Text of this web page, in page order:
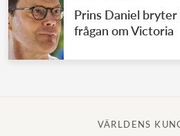
Prins Daniel
frågan om Victoria
VÄRLDENS